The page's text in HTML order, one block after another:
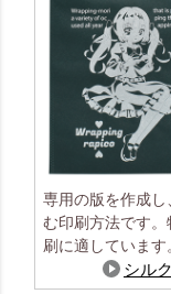
専用の版を作成
む印刷方法です
刷に適しています
シル